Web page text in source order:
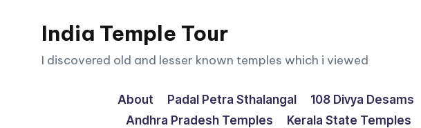
India Temple Tour
I discovered old and lesser known temples which i viewed
About Padal Petra Sthalangal 108 Divya Desams
Andhra Pradesh Temples
Kerala State Temples